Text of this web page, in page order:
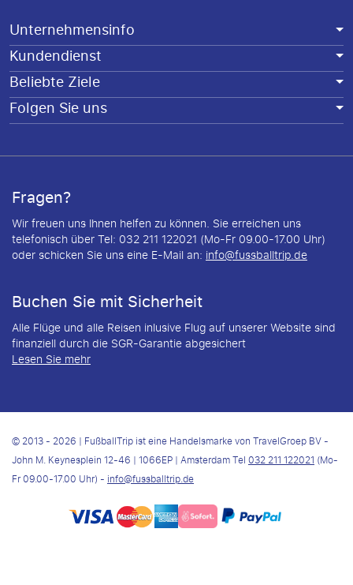
Unternehmensinfo
Kundendienst
Beliebte Ziele
Folgen Sie uns
Fragen?
Wir freuen uns Ihnen helfen zu können. Sie erreichen uns
telefonisch über Tel: 032 211 122021 (Mo-Fr 09.00-17.00 Uhr)
oder schicken Sie uns eine E-Mail an: info@fussballtrip.de
Buchen Sie mit Sicherheit
Alle Flüge und alle Reisen inlusive Flug auf unserer Website sind
finanziell durch die SGR-Garantie abgesichert
Lesen Sie mehr
© 2013 - 2026 | FußballTrip ist eine Handelsmarke von TravelGroep BV -
John M. Keynesplein 12-46 | 1066EP | Amsterdam Tel032 211 122021(Mo-
Fr 09.00-17.00 Uhr) -info@fussballtrip.de